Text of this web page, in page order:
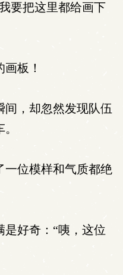
要把这里都给画下
板！
，却忽然发现队伍
位模样和气质都绝
好奇：“咦，这位